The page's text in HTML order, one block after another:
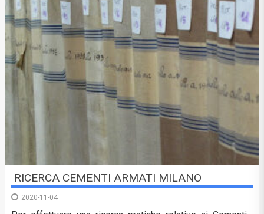
RICERCA CEMENTI ARMATI MILANO
2020-11-04